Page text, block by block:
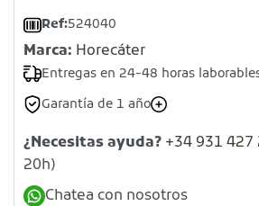
Ref:524040
Marca: Horecáter
Entregas en 24-48 horas
Garantía de 1 año
¿Necesitas ayuda? +34 931 427
20h)
Chatea con nosotros